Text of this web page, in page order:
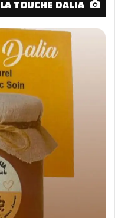
LA TOUCHE DALIA